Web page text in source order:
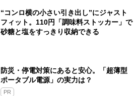
“コンロ横の小さい引き出し”にジャスト
フィット。110円「調味料ストッカー」で
砂糖と塩をすっきり収納できる
防災・停電対策にあると安心。「超薄型
ポータブル電源」の実力は？​
PR